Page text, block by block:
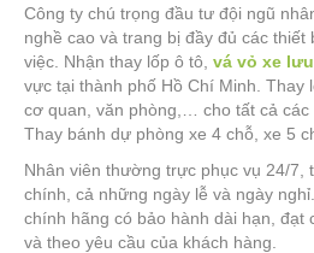
Công ty chú trọng đầu tư đội ngũ
nghề cao và trang bị đầy đủ các thiết
việc. Nhận thay lốp ô tô, vá vỏ xe
vực tại thành phố Hồ Chí Minh. Thay
cơ quan, văn phòng,… cho tất cả các
Thay bánh dự phòng xe 4 chỗ, xe 5
Nhân viên thường trực phục vụ 24/7,
chính, cả những ngày lễ và ngày
chính hãng có bảo hành dài hạn, đạt
và theo yêu cầu của khách hàng.